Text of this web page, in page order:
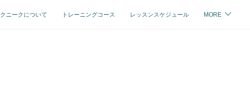
ニークについて トレーニングコース レッスンスケジュール MORE